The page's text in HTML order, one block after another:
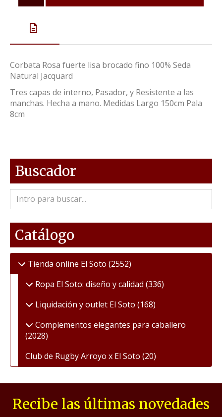
Corbata Rosa fuerte lisa brocado fino 100% Seda
Natural Jacquard
Tres capas de interno, Pasador, y Resistente a las
manchas. Hecha a mano. Medidas Largo 150cm Pala
8cm
Buscador
Catálogo
Tienda online El Soto (2552)
Ropa El Soto: diseño y calidad (336)
Liquidación y outlet El Soto (168)
Complementos elegantes para caballero
(2028)
Club de Rugby Arroyo x El Soto (20)
Recibe las últimas novedades